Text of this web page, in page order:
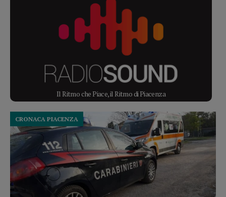
Il Ritmo che Piace, il Ritmo di Piacenza
CRONACA PIACENZA